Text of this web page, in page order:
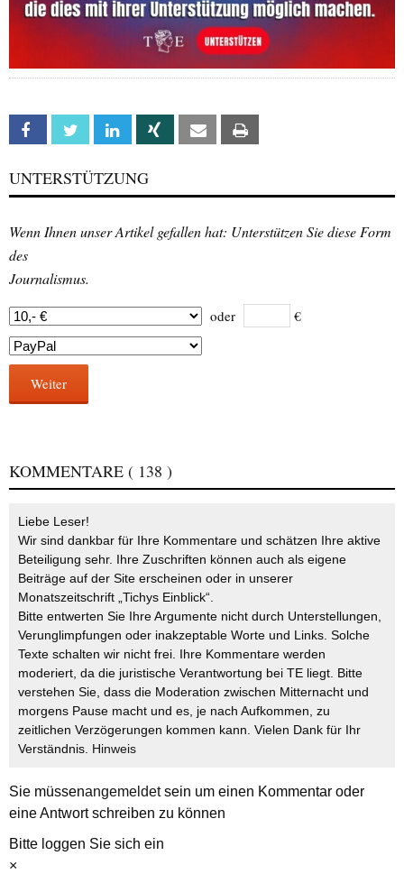
Facebook Twitter Linkedin Xing Email
UNTERSTÜTZUNG
Wenn Ihnen unser Artikel gefallen hat: Unterstützen Sie diese Form
des
Journalismus.
oder €
Weiter
KOMMENTARE ( 138 )
Liebe Leser!
Wir sind dankbar für Ihre Kommentare und schätzen Ihre aktive
Beteiligung sehr. Ihre Zuschriften können auch als eigene
Beiträge auf der Site erscheinen oder in unserer
Monatszeitschrift „Tichys Einblick“.
Bitte entwerten Sie Ihre Argumente nicht durch Unterstellungen,
Verunglimpfungen oder inakzeptable Worte und Links. Solche
Texte schalten wir nicht frei. Ihre Kommentare werden
moderiert, da die juristische Verantwortung bei TE liegt. Bitte
verstehen Sie, dass die Moderation zwischen Mitternacht und
morgens Pause macht und es, je nach Aufkommen, zu
zeitlichen Verzögerungen kommen kann. Vielen Dank für Ihr
Verständnis. Hinweis
Sie müssenangemeldetsein um einen Kommentar oder
eine Antwort schreiben zu können
Bitte loggen Sie sich ein
×